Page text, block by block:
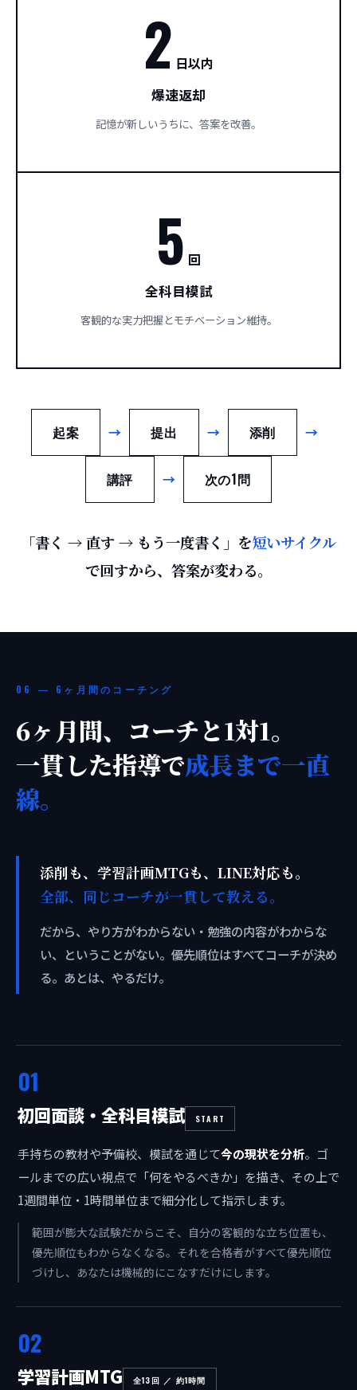
2 日以内
爆速返却
記憶が新しいうちに、答案を改善。
5 回
全科目模試
客観的な実力把握とモチベーション維持。
起案 → 提出 → 添削 →
講評 → 次の1問
「書く → 直す → もう一度書く」を短いサイクル
で回すから、答案が変わる。
06 — 6ヶ月間のコーチング
6ヶ月間、コーチと1対1。
一貫した指導で成長まで一直
線。
添削も、学習計画MTGも、LINE対応も。
全部、同じコーチが一貫して教える。
だから、やり方がわからない・勉強の内容がわからな
い、ということがない。優先順位はすべてコーチが決め
る。あとは、やるだけ。
01
初回面談・全科目模試 START
手持ちの教材や予備校、模試を通じて今の現状を分析。ゴ
ールまでの広い視点で「何をやるべきか」を描き、その上で
1週間単位・1時間単位まで細分化して指示します。
範囲が膨大な試験だからこそ、自分の客観的な立ち位置も、
優先順位もわからなくなる。それを合格者がすべて優先順位
づけし、あなたは機械的にこなすだけにします。
02
学習計画MTG 全13回 ／ 約1時間